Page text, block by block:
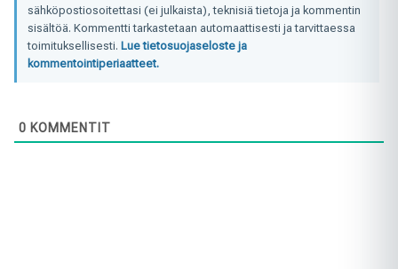
sähköpostiosoitettasi (ei julkaista), teknisiä tietoja ja kommentin
sisältöä. Kommentti tarkastetaan automaattisesti ja tarvittaessa
toimituksellisesti. Lue tietosuojaseloste ja
kommentointiperiaatteet.
0 KOMMENTIT